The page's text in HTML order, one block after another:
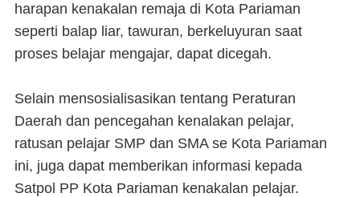
harapan kenakalan remaja di Kota Pariaman
seperti balap liar, tawuran, berkeluyuran saat
proses belajar mengajar, dapat dicegah.
Selain mensosialisasikan tentang Peraturan
Daerah dan pencegahan kenalakan pelajar,
ratusan pelajar SMP dan SMA se Kota Pariaman
ini, juga dapat memberikan informasi kepada
Satpol PP Kota Pariaman kenakalan pelajar.